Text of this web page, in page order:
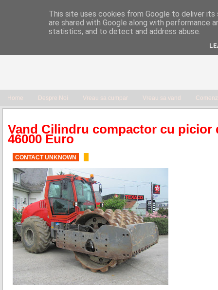
Home Despre Noi Vreau sa cumpar Vreau sa vand
Vand Cilindru compactor cu picior
46000 Euro
CONTACT UNKNOWN
This site uses cookies from Google to deliver
are shared with Google along with performance
statistics, and to detect and address abuse.